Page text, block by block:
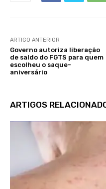
ARTIGO ANTERIOR
Governo autoriza liberação
de saldo do FGTS para quem
escolheu o saque-
aniversário
ARTIGOS